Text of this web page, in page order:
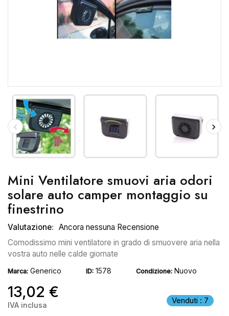
Mini Ventilatore smuovi aria odori
solare auto camper montaggio su
finestrino
Valutazione: Ancora nessuna Recensione
Comodissimo mini ventilatore in grado di smuovere aria nella
vostra auto nelle calde giornate
Marca: Generico ID: 1578 Condizione: Nuovo
13,02 € Venduti : 7
IVA inclusa